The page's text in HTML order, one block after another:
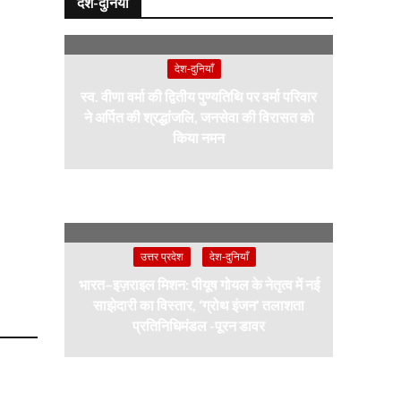
देश-दुनियाँ
स्व. वीणा वर्मा की द्वितीय पुण्यतिथि पर वर्मा परिवार
ने अर्पित की श्रद्धांजलि, जनसेवा की विरासत को
किया नमन
उत्तर प्रदेश देश-दुनियाँ
भारत–इज़राइल मिशन: पीयूष गोयल के नेतृत्व में नई
साझेदारी का विस्तार, ‘ग्रोथ इंजन’ तलाशता
प्रतिनिधिमंडल -पूरन डावर